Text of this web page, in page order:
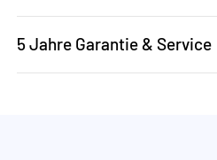
5 Jahre Garantie & Service